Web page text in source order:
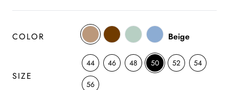
COLOR Beige
SIZE
44 46 48 50 52 54
56